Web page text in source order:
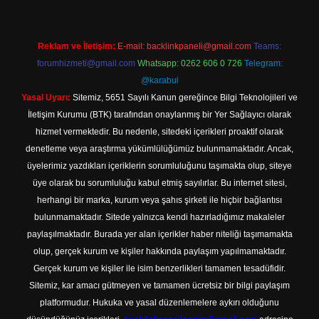
Reklam ve İletişim: E-mail: backlinkpaneli@gmail.com Teams:
forumhizmeti@gmail.com Whatsapp: 0262 606 0 726 Telegram:
@karabul
Yasal Uyarı: Sitemiz, 5651 Sayılı Kanun gereğince Bilgi Teknolojileri ve
İletişim Kurumu (BTK) tarafından onaylanmış bir Yer Sağlayıcı olarak
hizmet vermektedir. Bu nedenle, sitedeki içerikleri proaktif olarak
denetleme veya araştırma yükümlülüğümüz bulunmamaktadır. Ancak,
üyelerimiz yazdıkları içeriklerin sorumluluğunu taşımakta olup, siteye
üye olarak bu sorumluluğu kabul etmiş sayılırlar. Bu internet sitesi,
herhangi bir marka, kurum veya şahıs şirketi ile hiçbir bağlantısı
bulunmamaktadır. Sitede yalnızca kendi hazırladığımız makaleler
paylaşılmaktadır. Burada yer alan içerikler haber niteliği taşımamakta
olup, gerçek kurum ve kişiler hakkında paylaşım yapılmamaktadır.
Gerçek kurum ve kişiler ile isim benzerlikleri tamamen tesadüfidir.
Sitemiz, kar amacı gütmeyen ve tamamen ücretsiz bir bilgi paylaşım
platformudur. Hukuka ve yasal düzenlemelere aykırı olduğunu